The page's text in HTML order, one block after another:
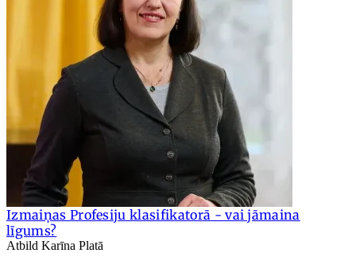
Izmaiņas Profesiju klasifikatorā - vai jāmaina
līgums?
Atbild Karīna Platā